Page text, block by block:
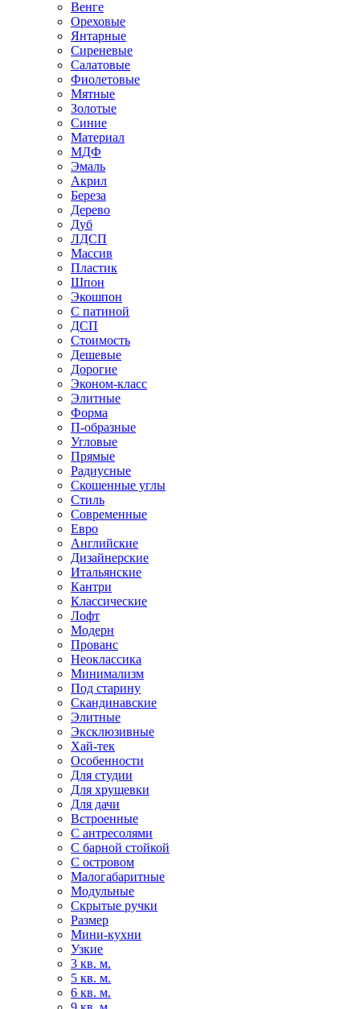
Венге
Ореховые
Янтарные
Сиреневые
Салатовые
Фиолетовые
Мятные
Золотые
Синие
Материал
МДФ
Эмаль
Акрил
Береза
Дерево
Дуб
ЛДСП
Массив
Пластик
Шпон
Экошпон
С патиной
ДСП
Стоимость
Дешевые
Дорогие
Эконом-класс
Элитные
Форма
П-образные
Угловые
Прямые
Радиусные
Скошенные углы
Стиль
Современные
Евро
Английские
Дизайнерские
Итальянские
Кантри
Классические
Лофт
Модерн
Прованс
Неоклассика
Минимализм
Под старину
Скандинавские
Элитные
Эксклюзивные
Хай-тек
Особенности
Для студии
Для хрущевки
Для дачи
Встроенные
С антресолями
С барной стойкой
С островом
Малогабаритные
Модульные
Скрытые ручки
Размер
Мини-кухни
Узкие
3 кв. м.
5 кв. м.
6 кв. м.